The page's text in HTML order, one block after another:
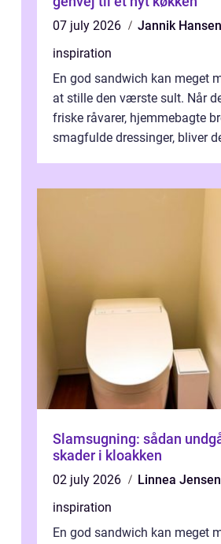
07 july 2026
Jannik Hansen
inspiration
En god sandwich kan meget
at stille den værste sult. Når
friske råvarer, hjemmebagte
smagfulde dressinger, bliver
Slamsugning: sådan
skader i kloakken
02 july 2026
Linnea Jensen
inspiration
En god sandwich kan meget